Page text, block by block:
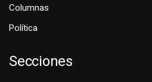
Columnas
Política
Secciones